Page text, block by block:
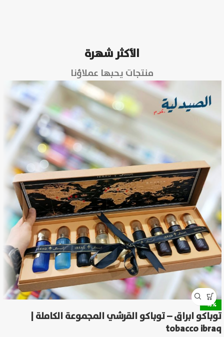
الأكثر شهرة
منتجات يحبها عملاؤنا
-18%
توباكو ابراق – توباكو القرشي المجموعة الكاملة |
tobacco ibraq